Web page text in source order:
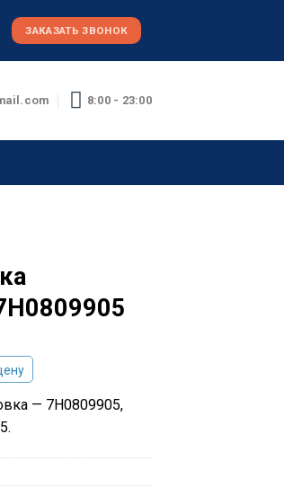
ЗАКАЗАТЬ ЗВОНОК
8:00 - 23:00
— 7H0809905,